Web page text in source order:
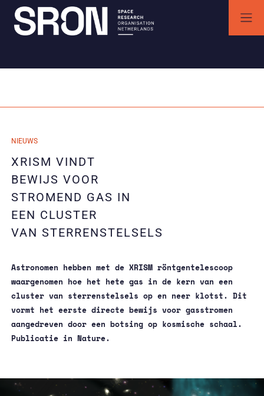
Skip
content
NIEUWS14/02/2025
XRISM VINDT
BEWIJS VOOR
STROMEND GAS IN
EEN CLUSTER
VAN STERRENSTELSELS
Astronomen hebben met de XRISM röntgentelescoop
waargenomen hoe het hete gas in de kern van een
cluster van sterrenstelsels op en neer klotst. Dit
vormt het eerste directe bewijs voor gasstromen
aangedreven door een botsing op kosmische schaal.
Publicatie in Nature.